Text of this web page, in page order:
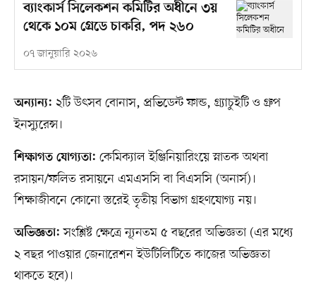
ব্যাংকার্স সিলেকশন কমিটির অধীনে ৩য়
থেকে ১০ম গ্রেডে চাকরি, পদ ২৬০
০৭ জানুয়ারি ২০২৬
অন্যান্য: ২টি উৎসব বোনাস, প্রভিডেন্ট ফান্ড, গ্র্যাচুইটি ও গ্রুপ
ইনস্যুরেন্স।
শিক্ষাগত যোগ্যতা: কেমিক্যাল ইঞ্জিনিয়ারিংয়ে স্নাতক অথবা
রসায়ন/ফলিত রসায়নে এমএসসি বা বিএসসি (অনার্স)।
শিক্ষাজীবনে কোনো স্তরেই তৃতীয় বিভাগ গ্রহণযোগ্য নয়।
অভিজ্ঞতা: সংশ্লিষ্ট ক্ষেত্রে ন্যূনতম ৫ বছরের অভিজ্ঞতা (এর মধ্যে
২ বছর পাওয়ার জেনারেশন ইউটিলিটিতে কাজের অভিজ্ঞতা
থাকতে হবে)।